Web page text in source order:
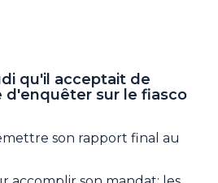
qu'il acceptait de
d'enquêter sur le fiasco
son rapport final au